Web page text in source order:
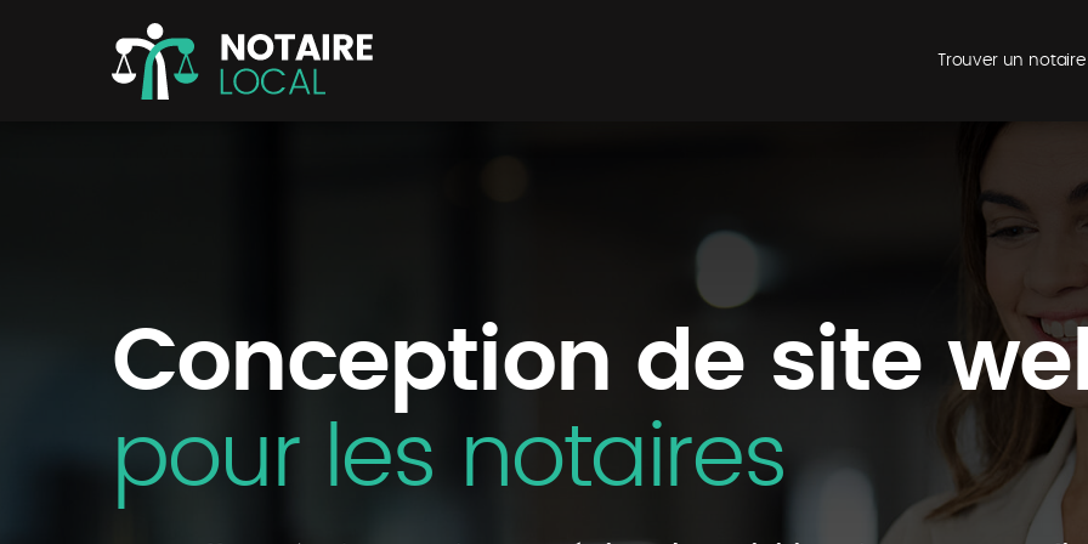
Trouver un notaire
Conception de site
pour les notaires